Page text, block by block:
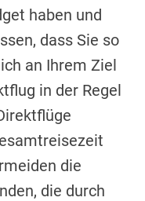
haben und
dass Sie so
an Ihrem Ziel
in der Regel
die
die durch